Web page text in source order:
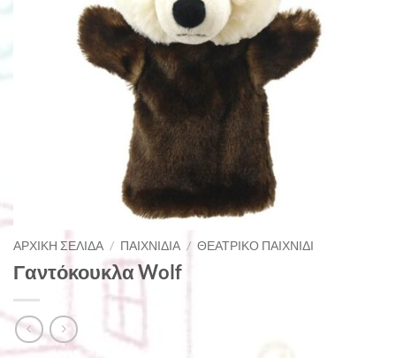
ΑΡΧΙΚΉ ΣΕΛΊΔΑ / ΠΑΙΧΝΊΔΙΑ / ΘΕΑΤΡΙΚΌ ΠΑΙΧΝΊΔΙ
Γαντόκουκλα Wolf